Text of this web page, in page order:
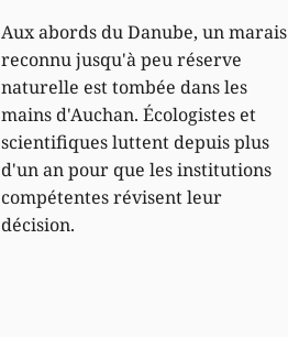
Aux abords du Danube, un marais
reconnu jusqu'à peu réserve
naturelle est tombée dans les
mains d'Auchan. Écologistes et
scientifiques luttent depuis plus
d'un an pour que les institutions
compétentes révisent leur
décision.